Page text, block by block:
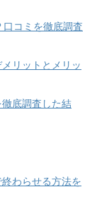
コミを徹底調査
リットとメリッ
底調査した結
わらせる方法を